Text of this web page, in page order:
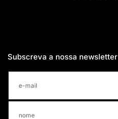
Subscreva a nossa newsletter